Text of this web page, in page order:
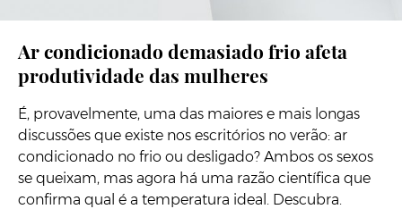
Ar condicionado demasiado frio afeta
produtividade das mulheres
É, provavelmente, uma das maiores e mais longas
discussões que existe nos escritórios no verão: ar
condicionado no frio ou desligado? Ambos os sexos
se queixam, mas agora há uma razão científica que
confirma qual é a temperatura ideal. Descubra.